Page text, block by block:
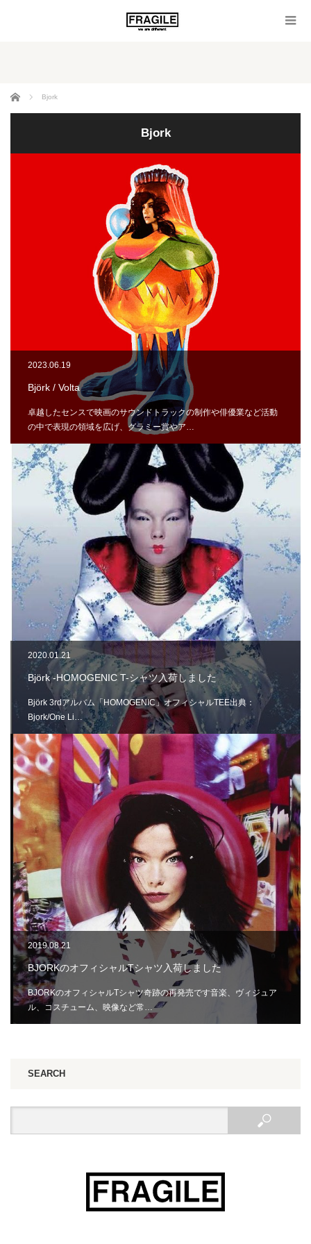
ホーム Bjork
Bjork
2023.06.19
Björk / Volta
卓越したセンスで映画のサウンドトラックの制作や俳優業など活動
の中で表現の領域を広げ、グラミー賞やア…
2020.01.21
Björk -HOMOGENIC T-シャツ入荷しました
Björk 3rdアルバム「HOMOGENIC」オフィシャルTEE出典：
Bjork/One Li…
2019.08.21
BJORKのオフィシャルTシャツ入荷しました
BJORKのオフィシャルTシャツ奇跡の再発売です音楽、ヴィジュア
ル、コスチューム、映像など常…
SEARCH